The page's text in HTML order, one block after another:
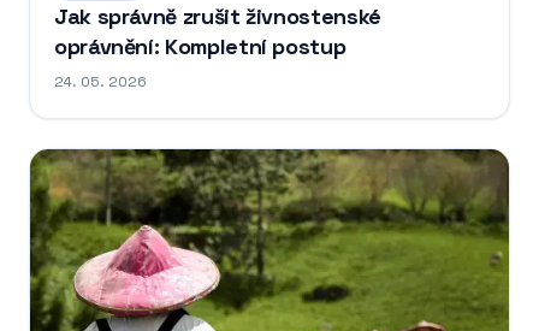
Jak správně zrušit živnostenské
oprávnění: Kompletní postup
24. 05. 2026